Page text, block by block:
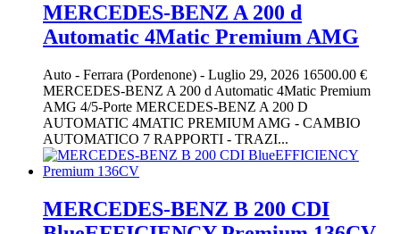
MERCEDES-BENZ A 200 d
Automatic 4Matic Premium AMG
Auto - Ferrara (Pordenone) - Luglio 29, 2026 16500.00 €
MERCEDES-BENZ A 200 d Automatic 4Matic Premium
AMG 4/5-Porte MERCEDES-BENZ A 200 D
AUTOMATIC 4MATIC PREMIUM AMG - CAMBIO
AUTOMATICO 7 RAPPORTI - TRAZI...
MERCEDES-BENZ B 200 CDI